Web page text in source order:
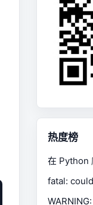
热度榜
在 Python